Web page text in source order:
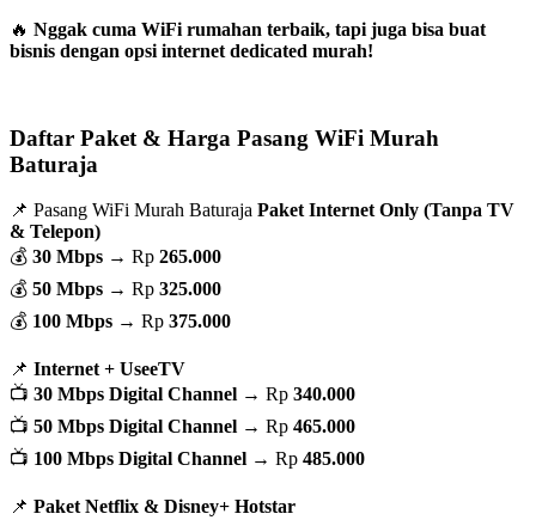
🔥 Nggak cuma WiFi rumahan terbaik, tapi juga bisa buat
bisnis dengan opsi internet dedicated murah!
Daftar Paket & Harga Pasang WiFi Murah
Baturaja
📌 Pasang WiFi Murah Baturaja Paket Internet Only (Tanpa TV
& Telepon)
💰 30 Mbps → Rp 265.000
💰 50 Mbps → Rp 325.000
💰 100 Mbps → Rp 375.000
📌 Internet + UseeTV
📺 30 Mbps Digital Channel → Rp 340.000
📺 50 Mbps Digital Channel → Rp 465.000
📺 100 Mbps Digital Channel → Rp 485.000
📌 Paket Netflix & Disney+ Hotstar